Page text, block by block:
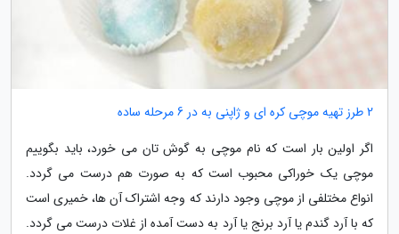
2 طرز تهیه موچی کره ای و ژاپنی به در 6 مرحله ساده
اگر اولین بار است که نام موچی به گوش تان می خورد، باید بگوییم
موچی یک خوراکی محبوب است که به صورت هم درست می گردد.
انواع مختلفی از موچی وجود دارند که وجه اشتراک آن ها، خمیری است
که با آرد گندم یا آرد برنج یا آرد به دست آمده از غلات درست می گردد.